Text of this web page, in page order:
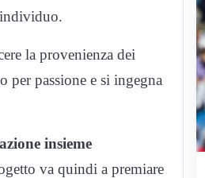
la provenienza dei
passione e si ingegna
insieme
va quindi a premiare